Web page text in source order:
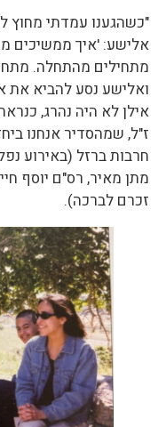
"כשהגענו עמדתי מחוץ
אלישע: 'איך ממשיכים
מתחילים מהתחלה.
ואלישע נסע להביא
אילן לא היה נהרג,
ז"ל, שמהסדיר אנחנו
חרבות ברזל (באירוע
מתן מאיר, רס"ם יוסף
זכרם לברכה).